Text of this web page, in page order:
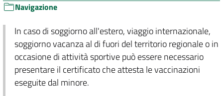
Navigazione
In caso di soggiorno all'estero, viaggio internazionale,
soggiorno vacanza al di fuori del territorio regionale o in
occasione di attività sportive può essere necessario
presentare il certificato che attesta le vaccinazioni
eseguite dal minore.